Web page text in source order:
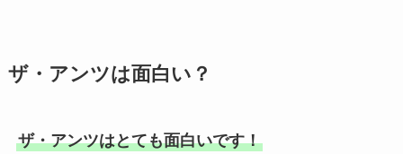
ザ・アンツは面白い？
ザ・アンツはとても面白いです！